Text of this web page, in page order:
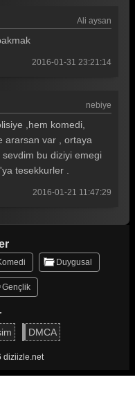
Ali aysan
2016-01-31 23:21:14
nebiye
,hem komedi,
ararsan var , ortaya
bu diziyi emegi
tesekkurler .
2016-01-21 11:47:29
Duygusal
Gençlik
DMCA
diziizle.net